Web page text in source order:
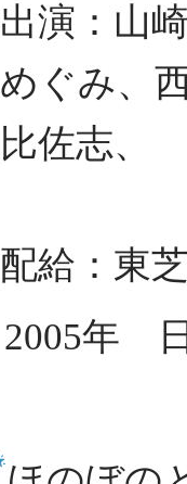
出演：山
めぐみ、
比佐志、
配給：東
2005年